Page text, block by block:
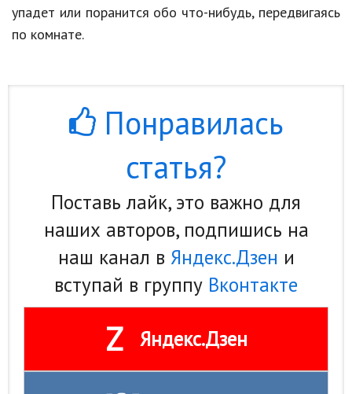
упадет или поранится обо что-нибудь, передвигаясь
по комнате.
Понравилась
статья?
Поставь лайк, это важно для
наших авторов, подпишись на
наш канал в Яндекс.Дзен и
вступай в группу Вконтакте
Z Яндекс.Дзен